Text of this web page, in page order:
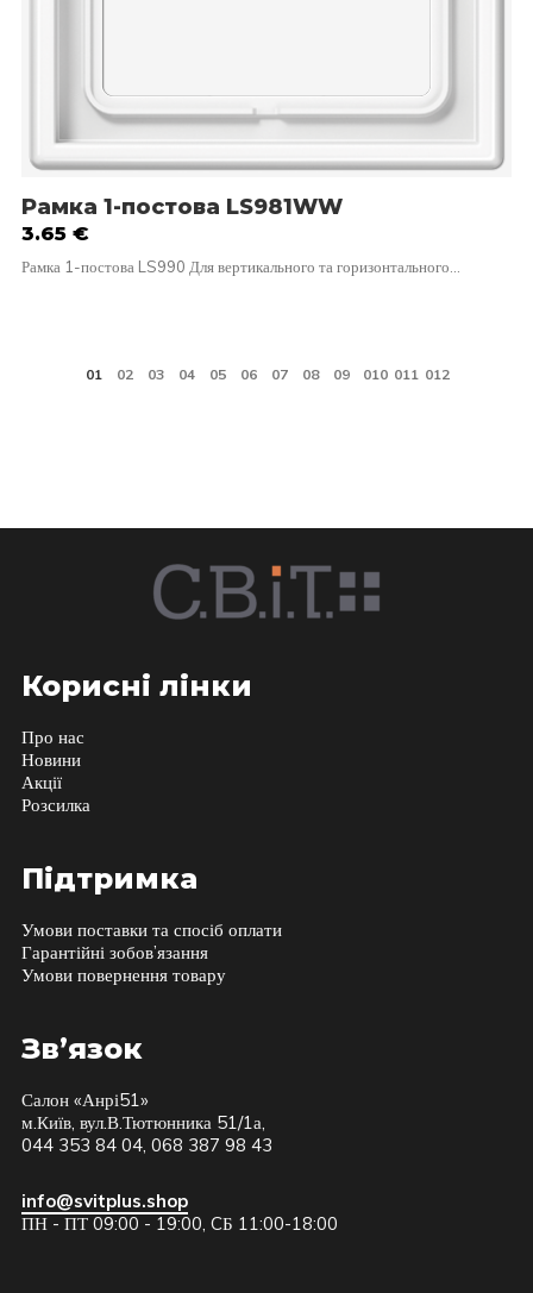
Рамка 1-постова LS981WW
3.65 €
Рамка 1-постова LS990 Для вертикального та горизонтального…
Корисні лінки
Про нас
Новини
Акції
Розсилка
Підтримка
Умови поставки та спосіб оплати
Гарантійні зобов’язання
Умови повернення товару
Зв’язок
Салон «Анрі51»
м.Київ, вул.В.Тютюнника 51/1а,
044 353 84 04, 068 387 98 43
info@svitplus.shop
ПН - ПТ 09:00 - 19:00, CБ 11:00-18:00